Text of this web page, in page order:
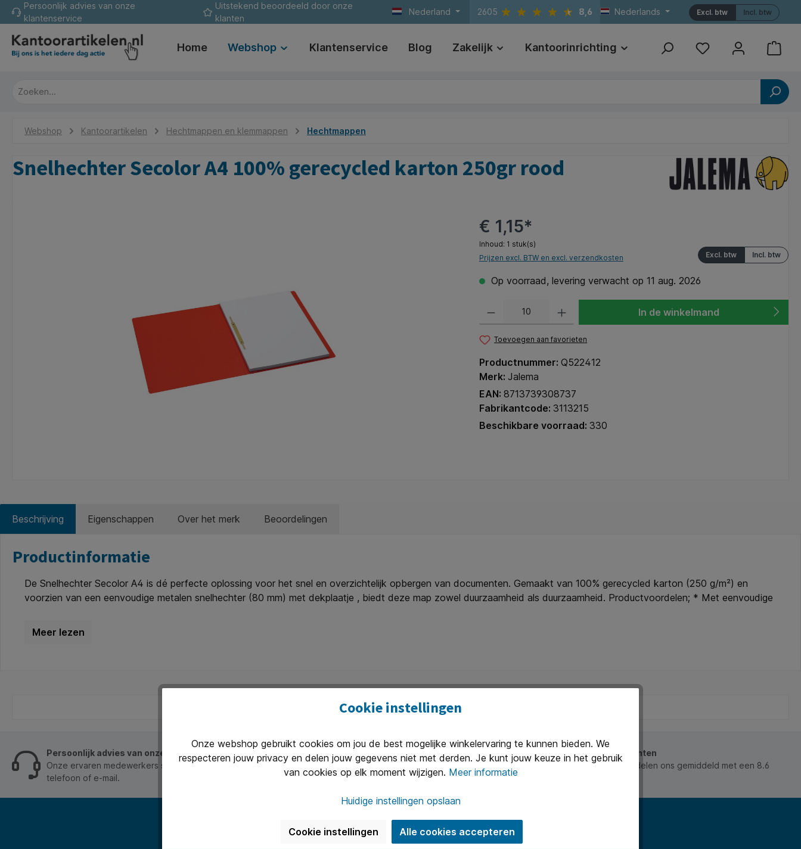
Ga naar de hoofdnavigatie
Persoonlijk advies van onze
klantenservice
Uitstekend beoordeeld door onze
klanten
Nederland 2605 8,6 Nederlands Incl. btw
Excl. btw
Home Webshop Klantenservice Blog Zakelijk Kantoorinrichting Print Referenties
Webshop Kantoorartikelen Hechtmappen en klemmappen Hechtmappen
Snelhechter Secolor A4 100% gerecycled karton 250gr rood
€ 1,15*
Inhoud: 1 stuk(s)
Incl. btw
Excl. btw
Prijzen excl. BTW en excl. verzendkosten
Op voorraad, levering verwacht op 11 aug. 2026
In de winkelmand
Toevoegen aan favorieten
Productnummer: Q522412
Merk: Jalema
EAN: 8713739308737
Fabrikantcode: 3113215
Beschikbare voorraad: 330
Beschrijving Eigenschappen Over het merk Beoordelingen
Productinformatie
De Snelhechter Secolor A4 is dé perfecte oplossing voor het snel en overzichtelijk opbergen van documenten. Gemaakt van 100% gerecycled karton (250 g/m²) en
voorzien van een eenvoudige metalen snelhechter (80 mm) met dekplaatje , biedt deze map zowel duurzaamheid als duurzaamheid. Productvoordelen; * Met eenvoudige
gerecycled karton. * Het karton is 100% gerecycled, FSC-gecertificeerd. * Chloor- en zuurvrij. * Voor documenten van A4-formaat. * Kleur rood.
Persoonlijk advies van onze klantenservice
Onze ervaren medewerkers staan je graag op werkdagen van 8.30 tot 17.00 te woord per
telefoon of e-mail.
Uitstekend beoordeeld door onze klanten
Onze klanten waarderen ons en beoordelen ons gemiddeld met een 8.6
(2400+ reviews).
Nieuwsbrief
Cookie instellingen
Onze webshop gebruikt cookies om jou de best mogelijke winkelervaring te kunnen bieden. We
respecteren jouw privacy en delen jouw gegevens niet met derden. Je kunt jouw keuze in het gebruik
van cookies op elk moment wijzigen. Meer informatie
Huidige instellingen opslaan
Cookie instellingen Alle cookies accepteren